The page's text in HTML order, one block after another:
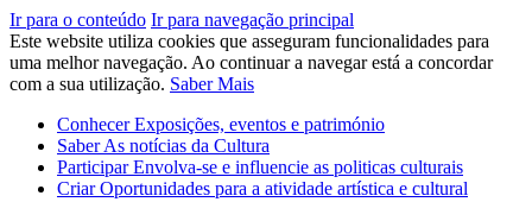
Ir para o conteúdo Ir para navegação principal
Este website utiliza cookies que asseguram funcionalidades para
uma melhor navegação. Ao continuar a navegar está a concordar
com a sua utilização. Saber Mais
ConhecerExposições, eventos e património
SaberAs notícias da Cultura
ParticiparEnvolva-se e influencie as politicas culturais
CriarOportunidades para a atividade artística e cultural